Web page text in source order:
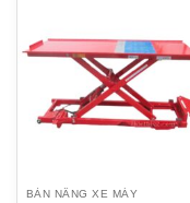
BÀN NÂNG XE MÁY